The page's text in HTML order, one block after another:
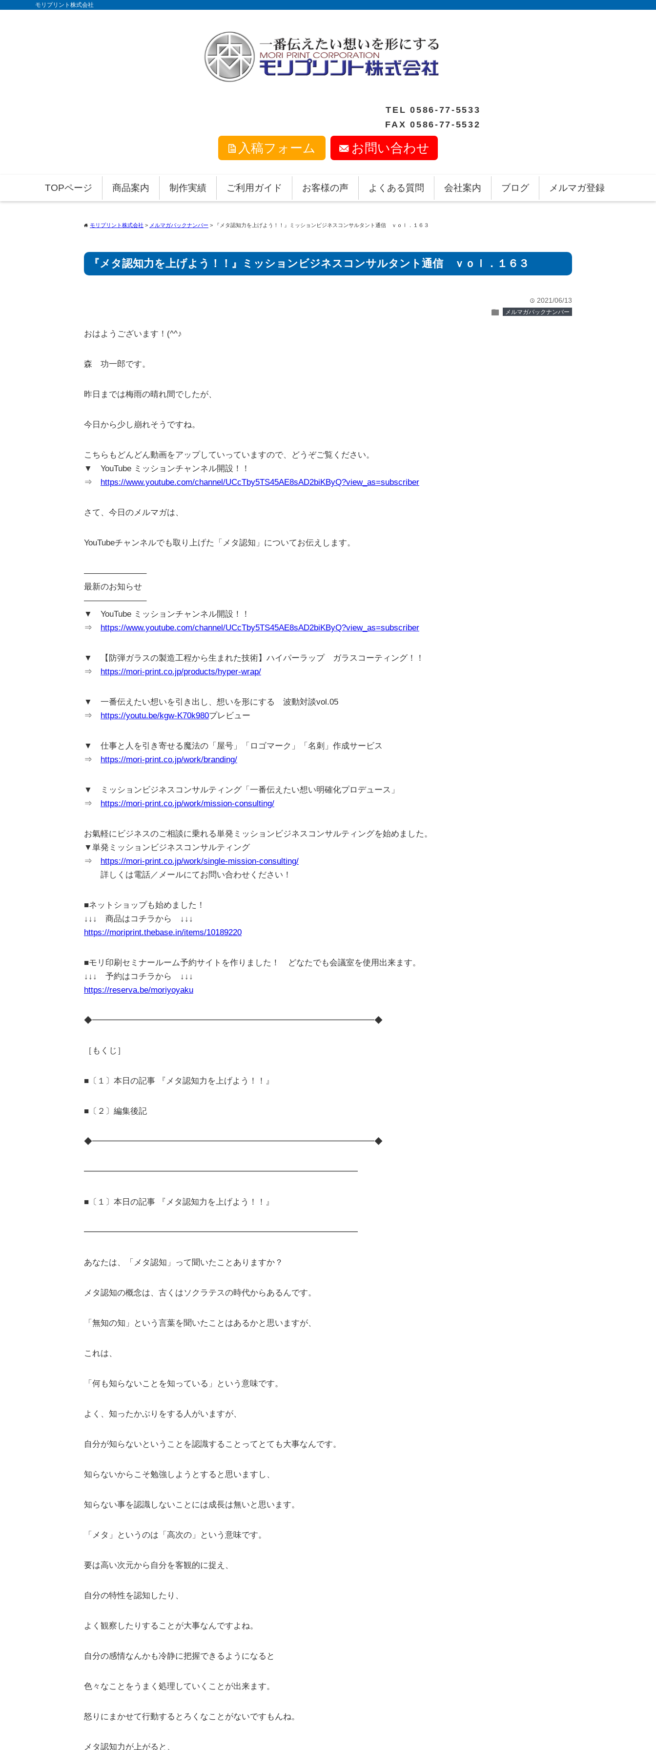
モリプリント株式会社
TEL0586-77-5533
FAX 0586-77-5532
入稿フォーム お問い合わせ
TOPページ 商品案内 制作実績 ご利用ガイド お客様の声 よくある質問 会社案内 ブログ メルマガ登録
home モリプリント株式会社 > メルマガバックナンバー > 『メタ認知力を上げよう！！』ミッションビジネスコンサルタント通信 ｖｏｌ．１６３
『メタ認知力を上げよう！！』ミッションビジネスコンサルタント通信 ｖｏｌ．１６３
time 2021/06/13
folder メルマガバックナンバー
おはようございます！(^^♪
森 功一郎です。
昨日までは梅雨の晴れ間でしたが、
今日から少し崩れそうですね。
こちらもどんどん動画をアップしていっていますので、どうぞご覧ください。
▼ YouTube ミッションチャンネル開設！！
⇒ https://www.youtube.com/channel/UCcTby5TS45AE8sAD2biKByQ?view_as=subscriber
さて、今日のメルマガは、
YouTubeチャンネルでも取り上げた「メタ認知」についてお伝えします。
———————–
最新のお知らせ
———————–
▼ YouTube ミッションチャンネル開設！！
⇒ https://www.youtube.com/channel/UCcTby5TS45AE8sAD2biKByQ?view_as=subscriber
▼ 【防弾ガラスの製造工程から生まれた技術】ハイパーラップ ガラスコーティング！！
⇒ https://mori-print.co.jp/products/hyper-wrap/
▼ 一番伝えたい想いを引き出し、想いを形にする 波動対談vol.05
⇒ https://youtu.be/kgw-K70k980プレビュー
▼ 仕事と人を引き寄せる魔法の「屋号」「ロゴマーク」「名刺」作成サービス
⇒ https://mori-print.co.jp/work/branding/
▼ ミッションビジネスコンサルティング「一番伝えたい想い明確化プロデュース」
⇒ https://mori-print.co.jp/work/mission-consulting/
お氣軽にビジネスのご相談に乗れる単発ミッションビジネスコンサルティングを始めました。
▼単発ミッションビジネスコンサルティング
⇒ https://mori-print.co.jp/work/single-mission-consulting/
詳しくは電話／メールにてお問い合わせください！
■ネットショップも始めました！
↓↓↓ 商品はコチラから ↓↓↓
https://moriprint.thebase.in/items/10189220
■モリ印刷セミナールーム予約サイトを作りました！ どなたでも会議室を使用出来ます。
↓↓↓ 予約はコチラから ↓↓↓
https://reserva.be/moriyoyaku
◆━━━━━━━━━━━━━━━━━━━━━━━━━━━━━━━━━━◆
［もくじ］
■〔１〕本日の記事 『メタ認知力を上げよう！！』
■〔２〕編集後記
◆━━━━━━━━━━━━━━━━━━━━━━━━━━━━━━━━━━◆
━━━━━━━━━━━━━━━━━━━━━━━━━━━━━━━━━
■〔１〕本日の記事 『メタ認知力を上げよう！！』
━━━━━━━━━━━━━━━━━━━━━━━━━━━━━━━━━
あなたは、「メタ認知」って聞いたことありますか？
メタ認知の概念は、古くはソクラテスの時代からあるんです。
「無知の知」という言葉を聞いたことはあるかと思いますが、
これは、
「何も知らないことを知っている」という意味です。
よく、知ったかぶりをする人がいますが、
自分が知らないということを認識することってとても大事なんです。
知らないからこそ勉強しようとすると思いますし、
知らない事を認識しないことには成長は無いと思います。
「メタ」というのは「高次の」という意味です。
要は高い次元から自分を客観的に捉え、
自分の特性を認知したり、
よく観察したりすることが大事なんですよね。
自分の感情なんかも冷静に把握できるようになると
色々なことをうまく処理していくことが出来ます。
怒りにまかせて行動するとろくなことがないですもんね。
メタ認知力が上がると、